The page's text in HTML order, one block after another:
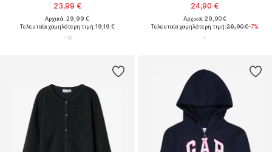
23,99 €
Αρχικά: 29,99 €
Τελευταία χαμηλότερη τιμή:19,19 €
24,90 €
Αρχικά: 29,90 €
Τελευταία χαμηλότερη τιμή:26,90 €-7%